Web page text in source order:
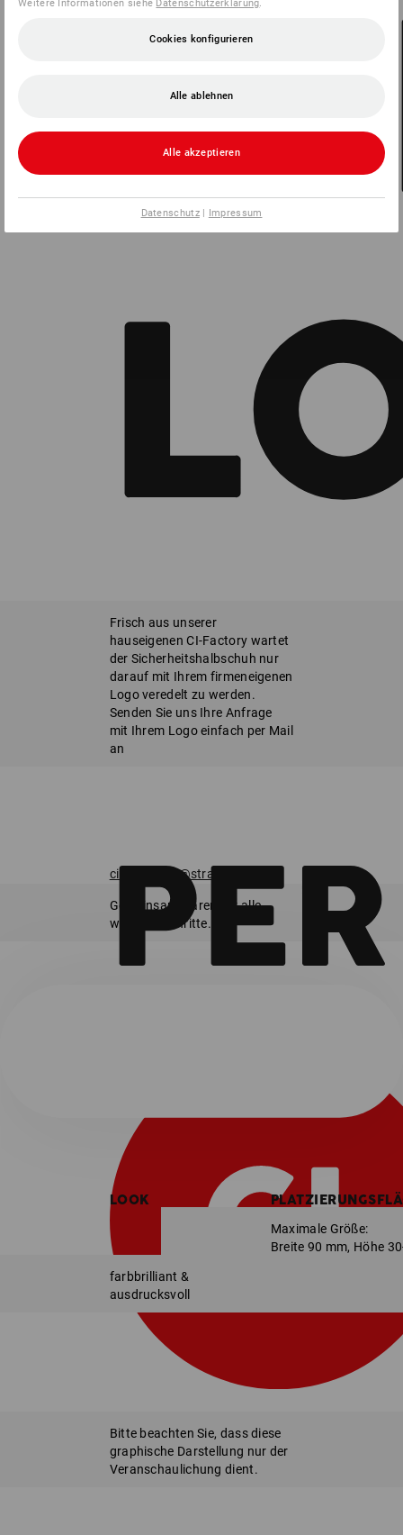
Frisch aus unserer
hauseigenen CI-Factory wartet
der Sicherheitshalbschuh nur
darauf mit Ihrem firmeneigenen
Logo veredelt zu werden.
Senden Sie uns Ihre Anfrage
mit Ihrem Logo einfach per Mail
an
ci.collection@strauss.de
Gemeinsam klären wir alle
weiteren Schritte.
LOOK
farbbrilliant &
ausdrucksvoll
Maximale Größe:
Breite 90 mm, Höhe
Bitte beachten Sie, dass diese
graphische Darstellung nur der
Veranschaulichung dient.
Weitere Informationen siehe Datenschutzerklärung.
Cookies konfigurieren
Alle ablehnen
Alle akzeptieren
Datenschutz| Impressum